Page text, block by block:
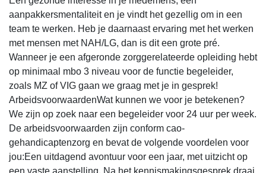
aanpakkersmentaliteit en je vindt het gezellig om in een
team te werken. Heb je daarnaast ervaring met het werken
met mensen met NAH/LG, dan is dit een grote pré.
Wanneer je een afgeronde zorggerelateerde opleiding hebt
op minimaal mbo 3 niveau voor de functie begeleider,
zoals MZ of VIG gaan we graag met je in gesprek!
ArbeidsvoorwaardenWat kunnen we voor je betekenen?
We zijn op zoek naar een begeleider voor 24 uur per week.
De arbeidsvoorwaarden zijn conform cao-
gehandicaptenzorg en bevat de volgende voordelen voor
jou:Een uitdagend avontuur voor een jaar, met uitzicht op
een vaste aanstelling. Na het kennismakingsgesprek draai